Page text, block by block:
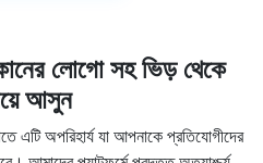
লোগো সহ ভিড় থেকে
আসুন
অপরিহার্য যা আপনাকে প্রতিযোগীদের